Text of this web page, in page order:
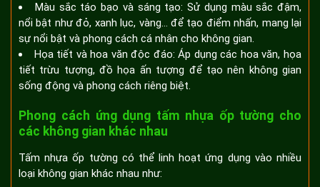
Màu sắc táo bạo và sáng tạo: Sử dụng màu sắc đậm,
nổi bật như đỏ, xanh lục, vàng… để tạo điểm nhấn, mang lại
sự nổi bật và phong cách cá nhân cho không gian.
Họa tiết và hoa văn độc đáo: Áp dụng các hoa văn, họa
tiết trừu tượng, đồ họa ấn tượng để tạo nên không gian
sống động và phong cách riêng biệt.
Phong cách ứng dụng tấm nhựa ốp tường cho
các không gian khác nhau
Tấm nhựa ốp tường có thể linh hoạt ứng dụng vào nhiều
loại không gian khác nhau như: